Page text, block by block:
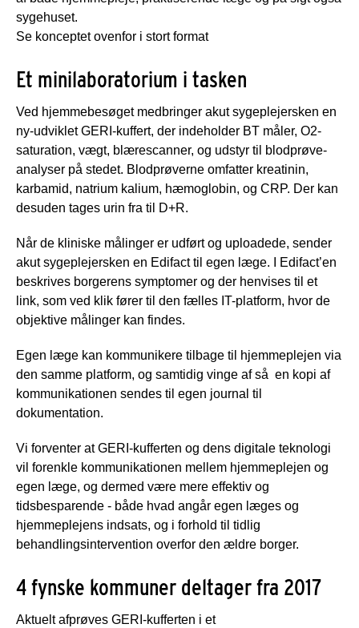
sygehuset.
Se konceptet ovenfor i stort format
Et minilaboratorium i tasken
Ved hjemmebesøget medbringer akut sygeplejersken en
ny-udviklet GERI-kuffert, der indeholder BT måler, O2-
saturation, vægt, blærescanner, og udstyr til blodprøve-
analyser på stedet. Blodprøverne omfatter kreatinin,
karbamid, natrium kalium, hæmoglobin, og CRP. Der kan
desuden tages urin fra til D+R.
Når de kliniske målinger er udført og uploadede, sender
akut sygeplejersken en Edifact til egen læge. I Edifact’en
beskrives borgerens symptomer og der henvises til et
link, som ved klik fører til den fælles IT-platform, hvor de
objektive målinger kan findes.
Egen læge kan kommunikere tilbage til hjemmeplejen via
den samme platform, og samtidig vinge af så en kopi af
kommunikationen sendes til egen journal til
dokumentation.
Vi forventer at GERI-kufferten og dens digitale teknologi
vil forenkle kommunikationen mellem hjemmeplejen og
egen læge, og dermed være mere effektiv og
tidsbesparende - både hvad angår egen læges og
hjemmeplejens indsats, og i forhold til tidlig
behandlingsintervention overfor den ældre borger.
4 fynske kommuner deltager fra 2017
Aktuelt afprøves GERI-kufferten i et